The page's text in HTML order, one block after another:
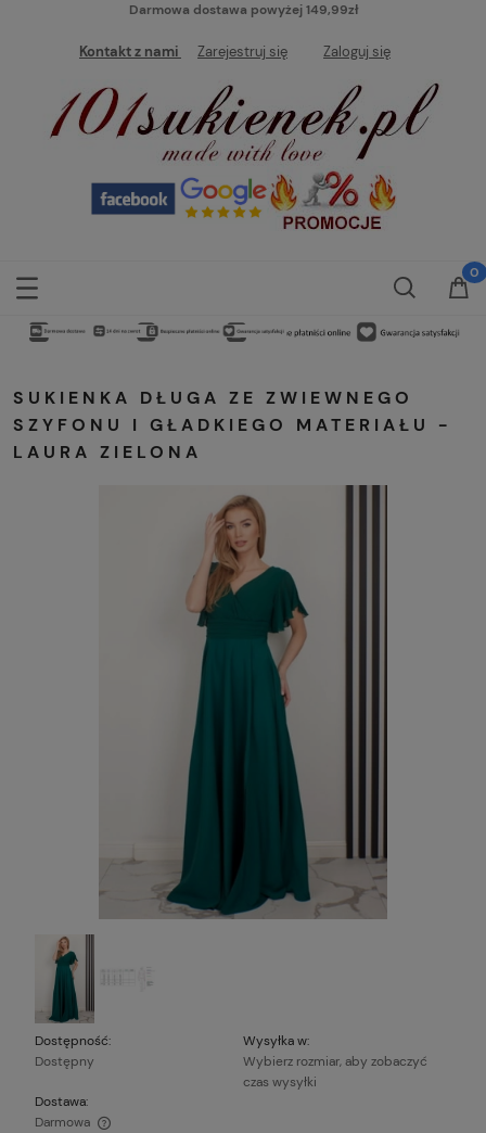
Darmowa dostawa powyżej 149,99zł
Kontakt z nami Zarejestruj się Zaloguj się
SUKIENKA DŁUGA ZE ZWIEWNEGO
SZYFONU I GŁADKIEGO MATERIAŁU -
LAURA ZIELONA
Dostępność:
Dostępny
Wysyłka w:
Wybierz rozmiar, aby zobaczyć
czas wysyłki
Dostawa:
Darmowa